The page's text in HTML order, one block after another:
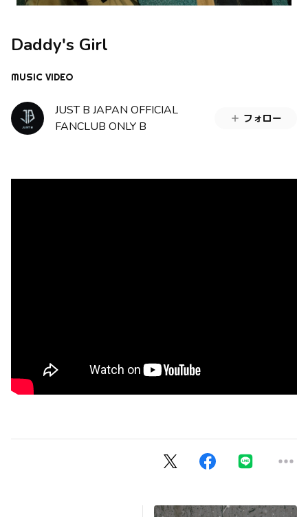
Daddy's Girl
MUSIC VIDEO
JUST B JAPAN OFFICIAL
FANCLUB ONLY B
フォロー